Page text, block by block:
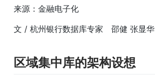
来源：金融电子化
文 / 杭州银行数据库专家 邵健 张显华
区域集中库的架构设想